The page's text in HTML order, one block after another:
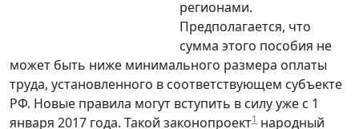
регионами.
Предполагается, что
сумма этого пособия не
может быть ниже минимального размера оплаты
труда, установленного в соответствующем субъекте
РФ. Новые правила могут вступить в силу уже с 1
января 2017 года. Такой законопроект1 народный